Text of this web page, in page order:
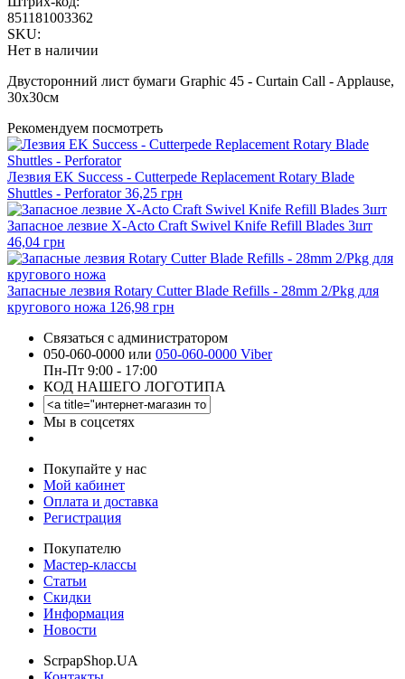
851181003362
SKU:
Нет в наличии
Двусторонний лист бумаги Graphic 45 - Curtain Call - Applause,
30х30см
Рекомендуем посмотреть
Лезвия EK Success - Cutterpede Replacement Rotary Blade
Shuttles - Perforator 36,25 грн
Запасное лезвие X-Acto Craft Swivel Knife Refill Blades 3шт
46,04 грн
Запасные лезвия Rotary Cutter Blade Refills - 28mm 2/Pkg для
кругового ножа 126,98 грн
Связаться с администратором
050-060-0000 или 050-060-0000 Viber
Пн-Пт 9:00 - 17:00
КОД НАШЕГО ЛОГОТИПА
Мы в соцсетях
Покупайте у нас
Мой кабинет
Оплата и доставка
Регистрация
Покупателю
Мастер-классы
Статьи
Скидки
Информация
Новости
ScrpapShop.UA